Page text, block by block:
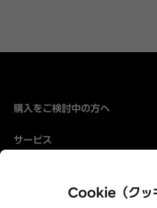
購入をご検討中の方へ
サービス
Cookie（クッ